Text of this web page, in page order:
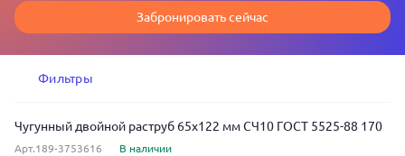
Забронировать сейчас
Фильтры
Чугунный двойной раструб 65x122 мм СЧ10 ГОСТ 5525-88 170
Арт.189-3753616 В наличии